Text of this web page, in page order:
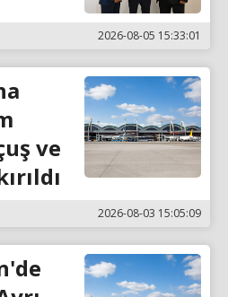
2026-08-05 15:33:01
ve
2026-08-03 15:05:09